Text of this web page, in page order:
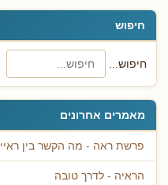
חיפוש
חיפוש...
מאמרים אחרונים
פרשת ראה - מה הקשר בין
הראיה - לדרך טובה